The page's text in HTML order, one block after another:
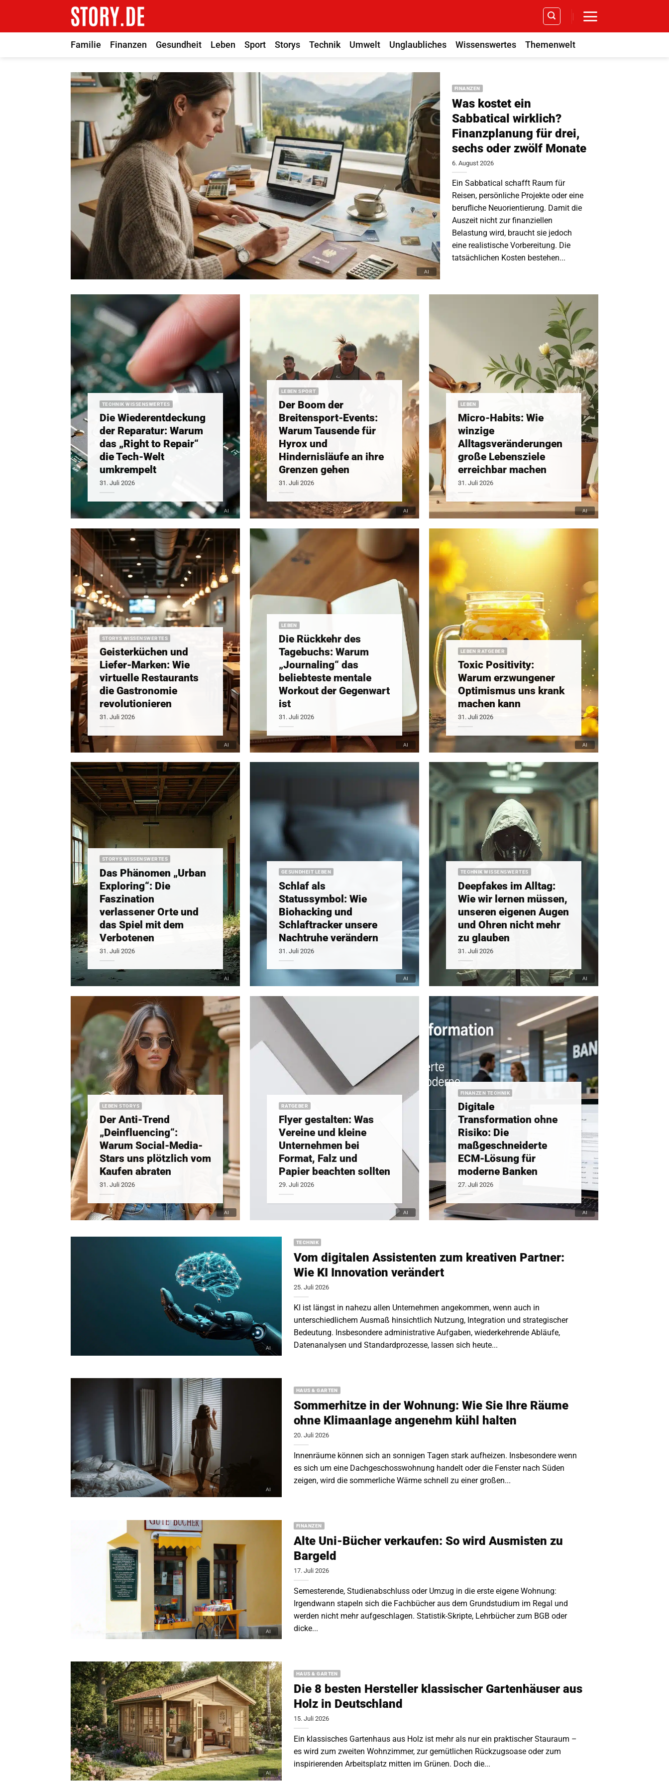
springen
Familie
Finanzen Gesundheit Leben Sport Storys Technik Umwelt Unglaubliches Wissenswertes Themenwelt
FINANZEN
Was kostet ein
Sabbatical wirklich?
Finanzplanung für drei,
sechs oder zwölf Monate
6. August 2026
Ein Sabbatical schafft Raum für
Reisen, persönliche Projekte oder eine
berufliche Neuorientierung. Damit die
Auszeit nicht zur finanziellen
Belastung wird, braucht sie jedoch
eine realistische Vorbereitung. Die
tatsächlichen Kosten bestehen...
TECHNIK WISSENSWERTES
Die Wiederentdeckung
der Reparatur: Warum
das „Right to Repair“
die Tech-Welt
umkrempelt
31. Juli 2026
LEBEN SPORT
Der Boom der
Breitensport-Events:
Warum Tausende für
Hyrox und
Hindernisläufe an ihre
Grenzen gehen
31. Juli 2026
LEBEN
Micro-Habits: Wie
winzige
Alltagsveränderungen
große Lebensziele
erreichbar machen
31. Juli 2026
STORYS WISSENSWERTES
Geisterküchen und
Liefer-Marken: Wie
virtuelle Restaurants
die Gastronomie
revolutionieren
31. Juli 2026
LEBEN
Die Rückkehr des
Tagebuchs: Warum
„Journaling“ das
beliebteste mentale
Workout der Gegenwart
ist
31. Juli 2026
LEBEN RATGEBER
Toxic Positivity:
Warum erzwungener
Optimismus uns krank
machen kann
31. Juli 2026
STORYS WISSENSWERTES
Das Phänomen „Urban
Exploring“: Die
Faszination
verlassener Orte und
das Spiel mit dem
Verbotenen
31. Juli 2026
GESUNDHEIT LEBEN
Schlaf als
Statussymbol: Wie
Biohacking und
Schlaftracker unsere
Nachtruhe verändern
31. Juli 2026
TECHNIK WISSENSWERTES
Deepfakes im Alltag:
Wie wir lernen müssen,
unseren eigenen Augen
und Ohren nicht mehr
zu glauben
31. Juli 2026
LEBEN STORYS
Der Anti-Trend
„Deinfluencing“:
Warum Social-Media-
Stars uns plötzlich vom
Kaufen abraten
31. Juli 2026
RATGEBER
Flyer gestalten: Was
Vereine und kleine
Unternehmen bei
Format, Falz und
Papier beachten sollten
29. Juli 2026
FINANZEN TECHNIK
Digitale
Transformation ohne
Risiko: Die
maßgeschneiderte
ECM-Lösung für
moderne Banken
27. Juli 2026
TECHNIK
Vom digitalen Assistenten zum kreativen Partner:
Wie KI Innovation verändert
25. Juli 2026
KI ist längst in nahezu allen Unternehmen angekommen, wenn auch in
unterschiedlichem Ausmaß hinsichtlich Nutzung, Integration und strategischer
Bedeutung. Insbesondere administrative Aufgaben, wiederkehrende Abläufe,
Datenanalysen und Standardprozesse, lassen sich heute...
HAUS & GARTEN
Sommerhitze in der Wohnung: Wie Sie Ihre Räume
ohne Klimaanlage angenehm kühl halten
20. Juli 2026
Innenräume können sich an sonnigen Tagen stark aufheizen. Insbesondere wenn
es sich um eine Dachgeschosswohnung handelt oder die Fenster nach Süden
zeigen, wird die sommerliche Wärme schnell zu einer großen...
FINANZEN
Alte Uni-Bücher verkaufen: So wird Ausmisten zu
Bargeld
17. Juli 2026
Semesterende, Studienabschluss oder Umzug in die erste eigene Wohnung:
Irgendwann stapeln sich die Fachbücher aus dem Grundstudium im Regal und
werden nicht mehr aufgeschlagen. Statistik-Skripte, Lehrbücher zum BGB oder
dicke...
HAUS & GARTEN
Die 8 besten Hersteller klassischer Gartenhäuser aus
Holz in Deutschland
15. Juli 2026
Ein klassisches Gartenhaus aus Holz ist mehr als nur ein praktischer Stauraum –
es wird zum zweiten Wohnzimmer, zur gemütlichen Rückzugsoase oder zum
inspirierenden Arbeitsplatz mitten im Grünen. Doch die...